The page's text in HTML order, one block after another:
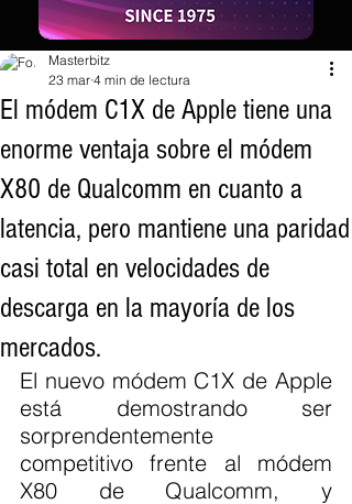
El módem C1X de Apple tiene una
enorme ventaja sobre el módem
X80 de Qualcomm en cuanto a
latencia, pero mantiene una paridad
casi total en velocidades de
descarga en la mayoría de los
mercados.
Masterbitz
23 mar 4 min de lectura
El nuevo módem C1X de Apple
está demostrando ser
sorprendentemente
competitivo frente al módem
X80 de Qualcomm, y